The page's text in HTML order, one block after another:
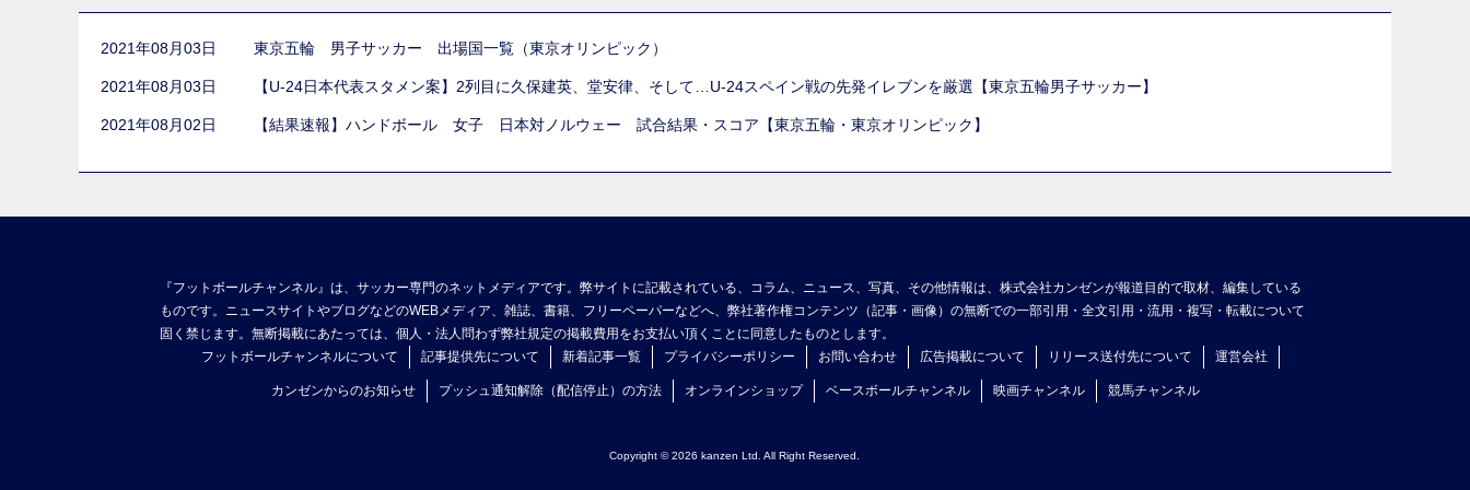
2021年08月03日 東京五輪 男子サッカー 出場国一覧（東京オリンピック）
2021年08月03日 【U-24日本代表スタメン案】2列目に久保建英、堂安律、そして…U-24スペイン戦の先発イレブンを厳選【東京五輪男子サッカー】
2021年08月02日 【結果速報】ハンドボール 女子 日本対ノルウェー 試合結果・スコア【東京五輪・東京オリンピック】
『フットボールチャンネル』は、サッカー専門のネットメディアです。弊サイトに記載されている、コラム、ニュース、写真、その他情報は、株式会社カンゼンが報道目的で取材、編集している
ものです。ニュースサイトやブログなどのWEBメディア、雑誌、書籍、フリーペーパーなどへ、弊社著作権コンテンツ（記事・画像）の無断での一部引用・全文引用・流用・複写・転載について
固く禁じます。無断掲載にあたっては、個人・法人問わず弊社規定の掲載費用をお支払い頂くことに同意したものとします。
フットボールチャンネルについて
記事提供先について 新着記事一覧 プライバシーポリシー お問い合わせ 広告掲載について リリース送付先について 運営会社
カンゼンからのお知らせ プッシュ通知解除（配信停止）の方法 オンラインショップ ベースボールチャンネル 映画チャンネル 競馬チャンネル
Copyright © 2026 kanzen Ltd. All Right Reserved.